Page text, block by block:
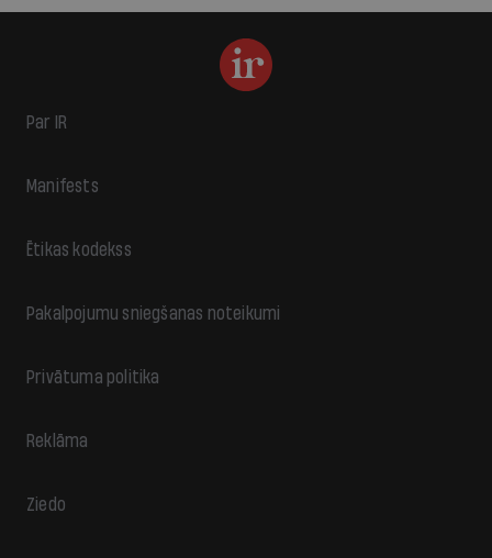
Par IR
Manifests
Ētikas kodekss
Pakalpojumu sniegšanas noteikumi
Privātuma politika
Reklāma
Ziedo